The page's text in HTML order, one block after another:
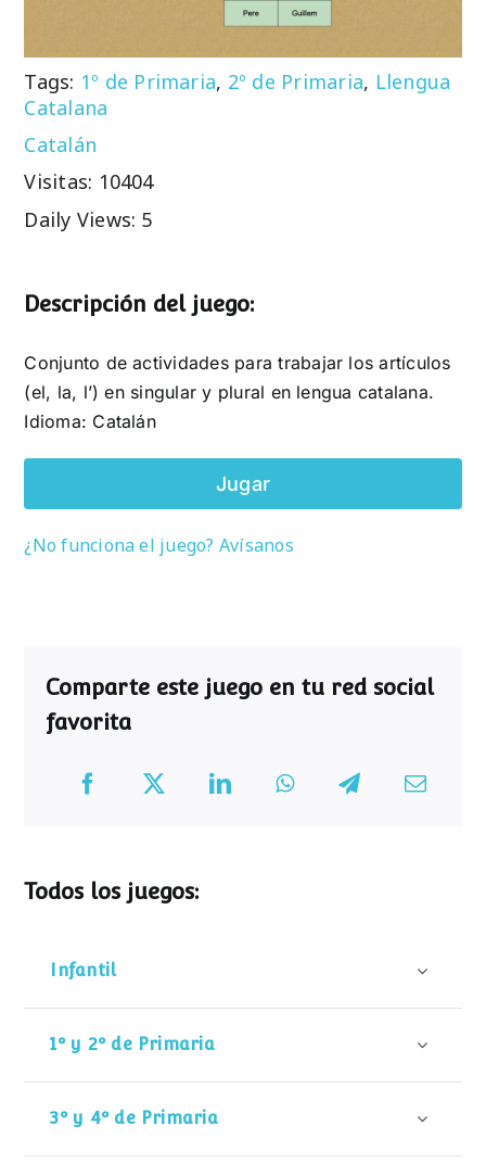
Tags: 1º de Primaria, 2º de Primaria, Llengua
Catalana
Catalán
Visitas: 10404
Daily Views: 5
Descripción del juego:
Conjunto de actividades para trabajar los artículos
(el, la, l’) en singular y plural en lengua catalana.
Idioma: Catalán
Jugar
¿No funciona el juego? Avísanos
Comparte este juego en tu red social
favorita
Todos los juegos:
Infantil
1º y 2º de Primaria
3º y 4º de Primaria